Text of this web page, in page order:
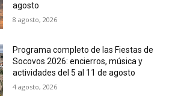
agosto
8 agosto, 2026
Programa completo de las Fiestas de
Socovos 2026: encierros, música y
actividades del 5 al 11 de agosto
4 agosto, 2026